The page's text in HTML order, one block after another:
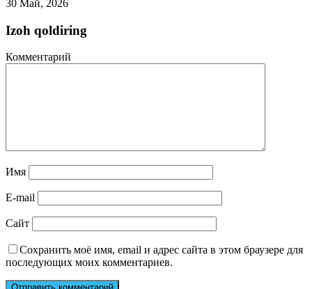
30 Май, 2026
Izoh qoldiring
Комментарий
Имя
E-mail
Сайт
Сохранить моё имя, email и адрес сайта в этом браузере для
последующих моих комментариев.